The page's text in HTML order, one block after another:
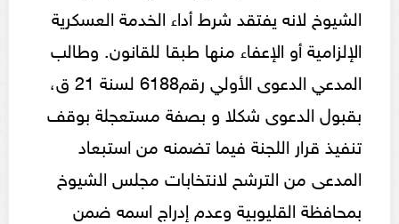
الشيوخ لانه يفتقد شرط أداء الخدمة العسكرية
الإلزامية أو الإعفاء منها طبقا للقانون. وطالب
المدعي الدعوى الأولي رقم6188 لسنة 21 ق،
بقبول الدعوى شكلا و بصفة مستعجلة بوقف
تنفيذ قرار اللجنة فيما تضمنه من استبعاد
المدعى من الترشح لانتخابات مجلس الشيوخ
بمحافظة القليوبية وعدم إدراج اسمه ضمن